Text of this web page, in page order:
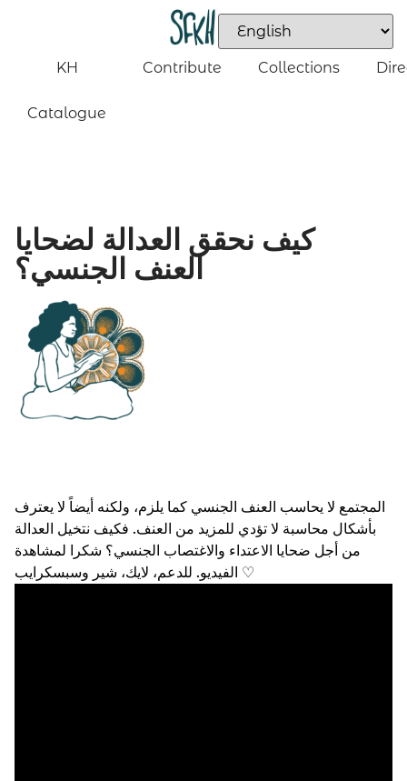
KH
Catalogue
Contribute Collections
كيف نحقق العدالة لضحايا
العنف الجنسي؟
المجتمع لا يحاسب العنف الجنسي كما يلزم، ولكنه أيضاً لا يعترف
بأشكال محاسبة لا تؤدي للمزيد من العنف. فكيف نتخيل العدالة
من أجل ضحايا الاعتداء والاغتصاب الجنسي؟ شكرا لمشاهدة
الفيديو. للدعم، لايك، شير وسبسكرايب ♡